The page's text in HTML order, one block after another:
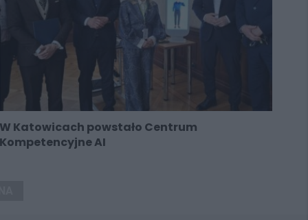
W Katowicach powstało Centrum
Kompetencyjne AI